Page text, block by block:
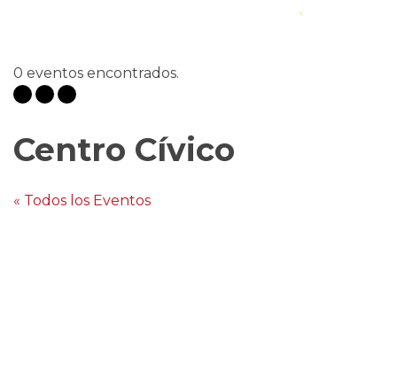
0 eventos encontrados.
Centro Cívico
« Todos los Eventos